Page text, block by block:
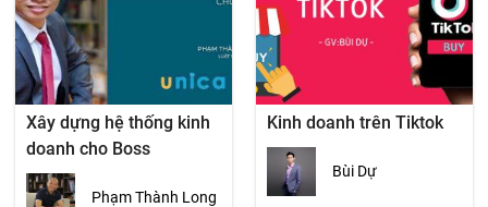
Xây dựng hệ thống kinh
doanh cho Boss
Phạm Thành Long
Kinh doanh trên Tiktok
Bùi Dự